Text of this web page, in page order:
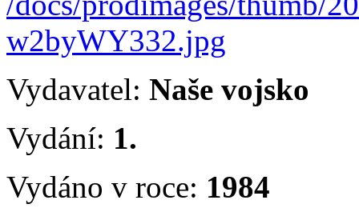
Vydavatel: Naše vojsko
Vydání: 1.
Vydáno v roce: 1984